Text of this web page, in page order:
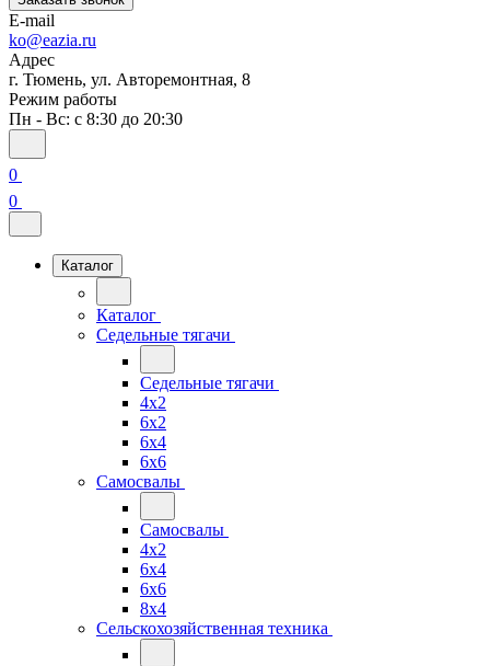
E-mail
ko@eazia.ru
Адрес
г. Тюмень, ул. Авторемонтная, 8
Режим работы
Пн - Вс: с 8:30 до 20:30
0
0
Каталог
Каталог
Седельные тягачи
Седельные тягачи
4x2
6x2
6x4
6x6
Самосвалы
Самосвалы
4x2
6x4
6x6
8x4
Сельскохозяйственная техника